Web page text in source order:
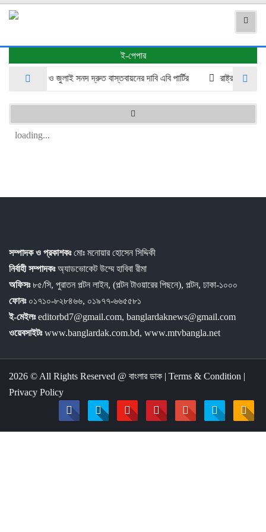
ই-পেপার
গণভোটের রায় ও জুলাই সনদ দ্রুত বাস্তবায়নের দাবি এবি পার্টির রাষ্ট্রপতি ২০
loading...
সম্পাদক ও প্রকাশকঃমোঃ মনোয়ার হোসেন সিদ্দিকী
নির্বাহী সম্পাদকঃঅ্যাডভোকেট উম্মে হাবিবা রীমা
অফিসঃ৮৫/সি, পুরাতন পল্টন লাইন, (পল্টন টাওয়ারের পিছনে), পল্টন, ঢাকা-১০০০
ফোনঃ ০১৭১০-৮২৮৪৬৬, ০১৯৭৭-৬৬৫৫৮১
ই-মেইলঃeditorbd7@gmail.com, banglardaknews@gmail.com
ওয়েবসাইটঃwww.banglardak.com.bd, www.mtvbangla.net
2026 © All Rights Reserved @ বাংলার ডাক | Terms & Condition |
Privacy Policy